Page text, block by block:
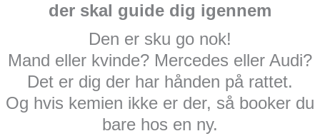
der skal guide dig igennem
Den er sku go nok!
Mand eller kvinde? Mercedes eller Audi?
Det er dig der har hånden på rattet.
Og hvis kemien ikke er der, så booker du
bare hos en ny.